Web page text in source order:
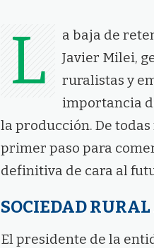
L
a baja de
Javier Milei,
ruralistas y
importancia
la producción. De
primer paso para
definitiva de cara al
SOCIEDAD
El presidente de la